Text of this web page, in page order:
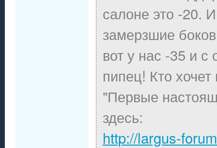
салоне это -20.
замерзшие
вот у нас -35 и
пипец! Кто
"Первые
здесь:
http://largus-